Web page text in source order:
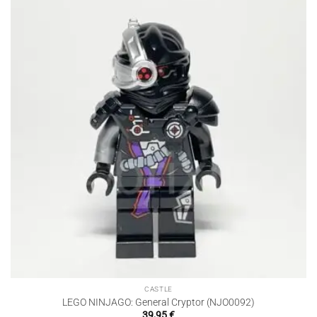
CASTLE
LEGO NINJAGO: General Cryptor (NJO0092)